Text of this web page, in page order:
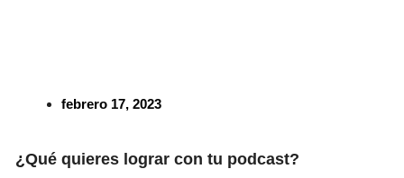
febrero 17, 2023
¿Qué quieres lograr con tu podcast?